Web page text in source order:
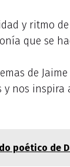
y ritmo
que se
de
y nos
poético de